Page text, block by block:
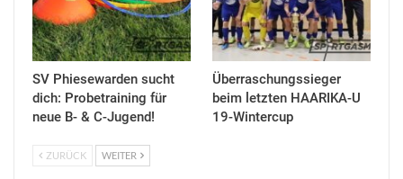
SV Phiesewarden sucht
dich: Probetraining für
neue B- & C-Jugend!
Überraschungssieger
beim letzten HAARIKA-U
19-Wintercup
ZURÜCK WEITER